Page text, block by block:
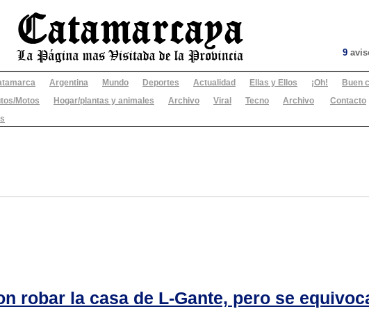
9
Argentina Mundo Deportes Actualidad Ellas y Ellos ¡Oh!
Buen
Motos Hogar/plantas y animales Archivo Viral Tecno Archivo
Contacto
robar la casa de L-Gante, pero se